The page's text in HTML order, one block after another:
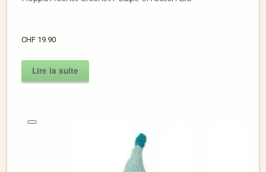
CHF 19.90
Lire la suite